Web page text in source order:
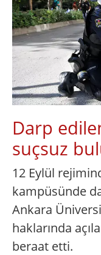
Darp
suçsuz
12 Eylül
kampüsünde
Ankara
haklarında
beraat etti.